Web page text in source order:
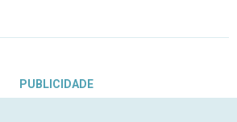
PUBLICIDADE